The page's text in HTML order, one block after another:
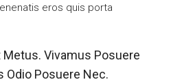
eros quis porta
Vivamus Posuere
Odio Posuere Nec.